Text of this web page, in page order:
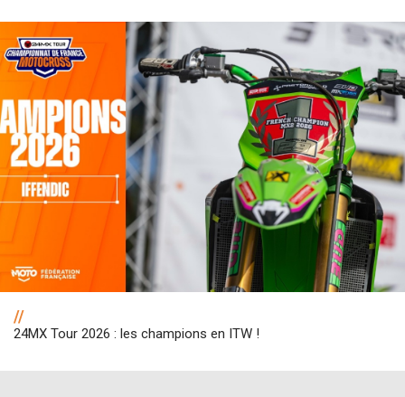
//
24MX Tour 2026 : les champions en ITW !